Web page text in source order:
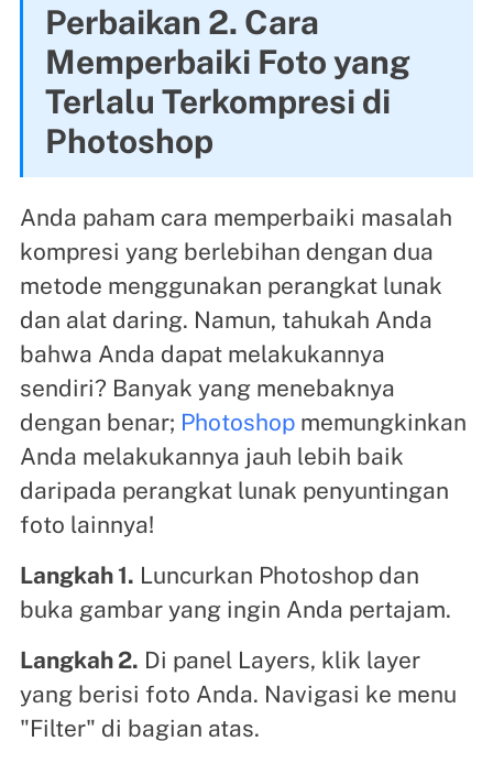
Perbaikan 2. Cara
Memperbaiki Foto yang
Terlalu Terkompresi di
Photoshop
Anda paham cara memperbaiki masalah
kompresi yang berlebihan dengan dua
metode menggunakan perangkat lunak
dan alat daring. Namun, tahukah Anda
bahwa Anda dapat melakukannya
sendiri? Banyak yang menebaknya
dengan benar; Photoshopmemungkinkan
Anda melakukannya jauh lebih baik
daripada perangkat lunak penyuntingan
foto lainnya!
Langkah 1. Luncurkan Photoshop dan
buka gambar yang ingin Anda pertajam.
Langkah 2. Di panel Layers, klik layer
yang berisi foto Anda. Navigasi ke menu
"Filter" di bagian atas.